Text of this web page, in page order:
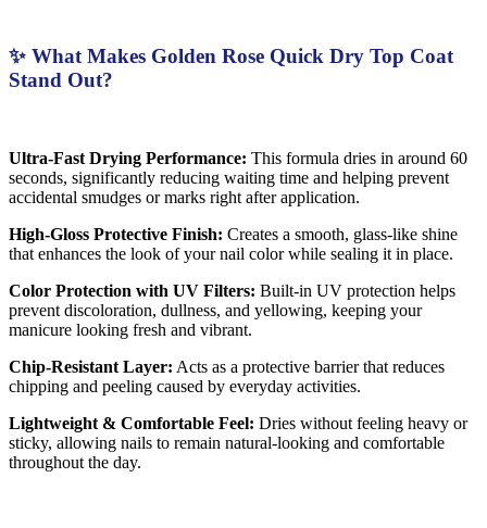
✨ What Makes Golden Rose Quick Dry Top Coat
Stand Out?
Ultra-Fast Drying Performance: This formula dries in around 60
seconds, significantly reducing waiting time and helping prevent
accidental smudges or marks right after application.
High-Gloss Protective Finish: Creates a smooth, glass-like shine
that enhances the look of your nail color while sealing it in place.
Color Protection with UV Filters: Built-in UV protection helps
prevent discoloration, dullness, and yellowing, keeping your
manicure looking fresh and vibrant.
Chip-Resistant Layer: Acts as a protective barrier that reduces
chipping and peeling caused by everyday activities.
Lightweight & Comfortable Feel: Dries without feeling heavy or
sticky, allowing nails to remain natural-looking and comfortable
throughout the day.